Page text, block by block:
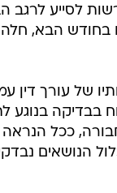
לסייע לרגב
בחודש הבא,
של עורך דין
בנוגע
ככל הנראה
הנושאים